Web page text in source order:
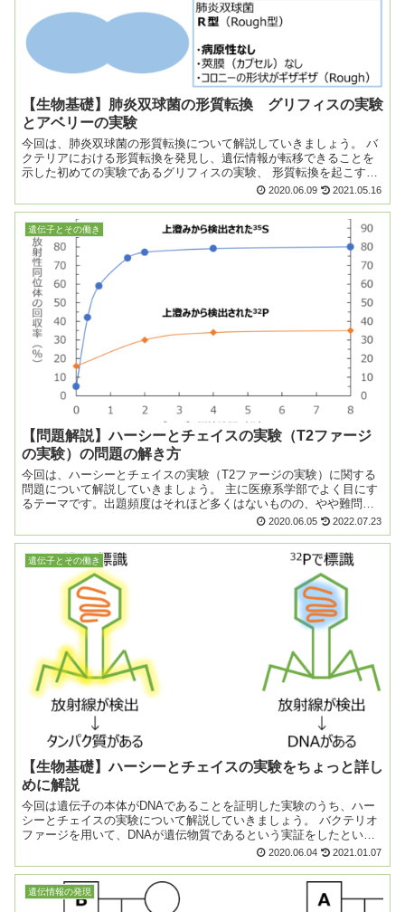
【生物基礎】肺炎双球菌の形質転換 グリフィスの実験
とアベリーの実験
今回は、肺炎双球菌の形質転換について解説していきましょう。 バ
クテリアにおける形質転換を発見し、遺伝情報が転移できることを
示した初めての実験であるグリフィスの実験、 形質転換を起こすの
がDNAであり、遺伝情報を伝えるのはDNA...
2020.06.09 2021.05.16
遺伝子とその働き
【問題解説】ハーシーとチェイスの実験（T2ファージ
の実験）の問題の解き方
今回は、ハーシーとチェイスの実験（T2ファージの実験）に関する
問題について解説していきましょう。 主に医療系学部でよく目にす
るテーマです。出題頻度はそれほど多くはないものの、やや難問に
仕上がる傾向があるので、考え方の基本を抑えておき...
2020.06.05 2022.07.23
遺伝子とその働き
【生物基礎】ハーシーとチェイスの実験をちょっと詳し
めに解説
今回は遺伝子の本体がDNAであることを証明した実験のうち、ハー
シーとチェイスの実験について解説していきましょう。 バクテリオ
ファージを用いて、DNAが遺伝物質であるという実証をしたという
とても有名な実験です。 ハーシーとチェイ...
2020.06.04 2021.01.07
遺伝情報の発現